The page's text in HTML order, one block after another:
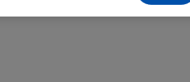
e-mail hachée et, le cas échéant, d’autres